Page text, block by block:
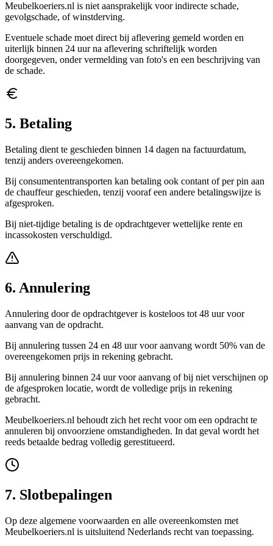
Meubelkoeriers.nl is niet aansprakelijk voor indirecte schade,
gevolgschade, of winstderving.
Eventuele schade moet direct bij aflevering gemeld worden en
uiterlijk binnen 24 uur na aflevering schriftelijk worden
doorgegeven, onder vermelding van foto's en een beschrijving van
de schade.
5. Betaling
Betaling dient te geschieden binnen 14 dagen na factuurdatum,
tenzij anders overeengekomen.
Bij consumententransporten kan betaling ook contant of per pin aan
de chauffeur geschieden, tenzij vooraf een andere betalingswijze is
afgesproken.
Bij niet-tijdige betaling is de opdrachtgever wettelijke rente en
incassokosten verschuldigd.
6. Annulering
Annulering door de opdrachtgever is kosteloos tot 48 uur voor
aanvang van de opdracht.
Bij annulering tussen 24 en 48 uur voor aanvang wordt 50% van de
overeengekomen prijs in rekening gebracht.
Bij annulering binnen 24 uur voor aanvang of bij niet verschijnen op
de afgesproken locatie, wordt de volledige prijs in rekening
gebracht.
Meubelkoeriers.nl behoudt zich het recht voor om een opdracht te
annuleren bij onvoorziene omstandigheden. In dat geval wordt het
reeds betaalde bedrag volledig gerestitueerd.
7. Slotbepalingen
Op deze algemene voorwaarden en alle overeenkomsten met
Meubelkoeriers.nl is uitsluitend Nederlands recht van toepassing.